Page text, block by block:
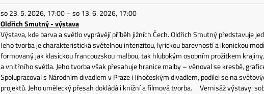
so 23. 5. 2026, 17:00 – so 13. 6. 2026, 17:00
Oldřich Smutný - výstava
Výstava, kde barva a světlo vyprávějí příběh jižních Čech. Oldřich Smutný představuje
Jeho tvorba je charakteristická světelnou intenzitou, lyrickou barevností a ikonickou
formovaný jak klasickou francouzskou malbou, tak hlubokým osobním prožitkem
a vnitřního světla. Jeho tvorba však přesahuje hranice malby – věnoval se kresbě,
Spolupracoval s Národním divadlem v Praze i Jihočeským divadlem, podílel se na
projektů. Jeho umělecký přesah dokládá i knižní a filmová tvorba. Vernisáž výstavy: